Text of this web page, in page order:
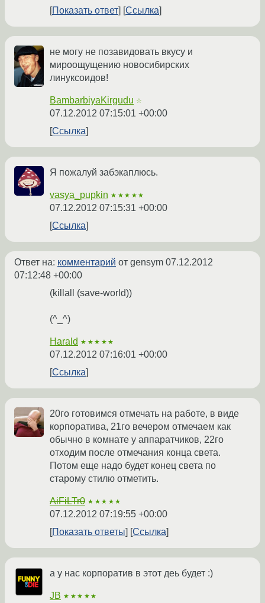
Показать ответ
Ссылка
не могу не позавидовать вкусу и
мироощущению новосибирских
линуксоидов!
BambarbiyaKirgudu ☆
07.12.2012 07:15:01 +00:00
Ссылка
Я пожалуй забэкаплюсь.
vasya_pupkin ★★★★★
07.12.2012 07:15:31 +00:00
Ссылка
Ответ на: комментарий от gensym 07.12.2012
07:12:48 +00:00
(killall (save-world))
(^_^)
Harald ★★★★★
07.12.2012 07:16:01 +00:00
Ссылка
20го готовимся отмечать на работе, в виде
корпоратива, 21го вечером отмечаем как
обычно в комнате у аппаратчиков, 22го
отходим после отмечания конца света.
Потом еще надо будет конец света по
старому стилю отметить.
AiFiLTr0 ★★★★★
07.12.2012 07:19:55 +00:00
Показать ответы
Ссылка
а у нас корпоратив в этот деь будет :)
JB ★★★★★